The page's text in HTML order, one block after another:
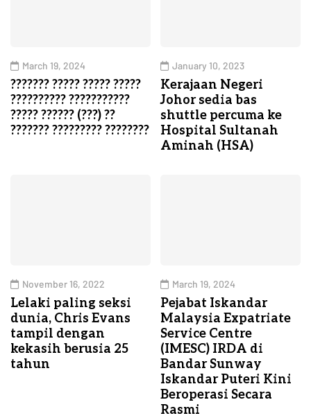
March 19, 2024
??????? ????? ????? ?????
?????????? ???????????
????? ?????? (???) ??
??????? ????????? ????????
January 10, 2023
Kerajaan Negeri
Johor sedia bas
shuttle percuma ke
Hospital Sultanah
Aminah (HSA)
November 16, 2022
Lelaki paling seksi
dunia, Chris Evans
tampil dengan
kekasih berusia 25
tahun
March 19, 2024
Pejabat Iskandar
Malaysia Expatriate
Service Centre
(IMESC) IRDA di
Bandar Sunway
Iskandar Puteri Kini
Beroperasi Secara
Rasmi